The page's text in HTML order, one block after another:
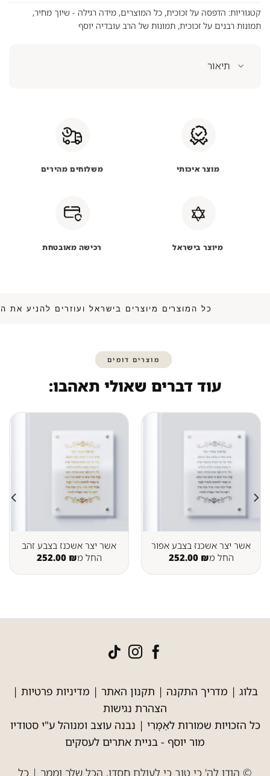
קטגוריות: הדפסה על זכוכית, כל המוצרים, מידה רגילה - שיוך מחיר,
תמונות רבנים על זכוכית, תמונות של הרב עובדיה יוסף
תיאור
מוצר איכותי משלוחים מהירים
מיוצר בישראל רכישה מאובטחת
כל המוצרים מיוצרים בישראל ועוזרים
מוצרים דומים
עוד דברים שאולי תאהבו:
אשר יצר אשכנז בצבע אפור
החל מ
252.00 ₪
אשר יצר אשכנז בצבע זהב
החל מ
252.00 ₪
בלוג | מדריך התקנה | תקנון האתר | מדיניות פרטיות |
הצהרת נגישות
כל הזכויות שמורות לאַמָּרִי | נבנה עוצב ומנוהל ע"י סטודיו
מור יוסף - בניית אתרים לעסקים
© הודו לה' כי טוב כי לעולם חסדו, הכל שלך וממך | כל